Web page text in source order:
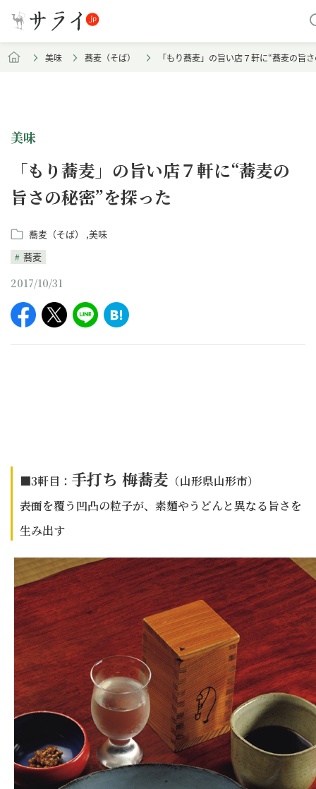
美味 蕎麦（そば） 「もり蕎麦」の旨い店７軒に“蕎麦の旨
美味
「もり蕎麦」の旨い店７軒に“蕎麦の
旨さの秘密”を探った
蕎麦（そば）
美味
蕎麦
2017/10/31
■3軒目： 手打ち 梅蕎麦 （山形県山形市）
――表面を覆う凹凸の粒子が、素麵やうどんと異なる旨さを
生み出す